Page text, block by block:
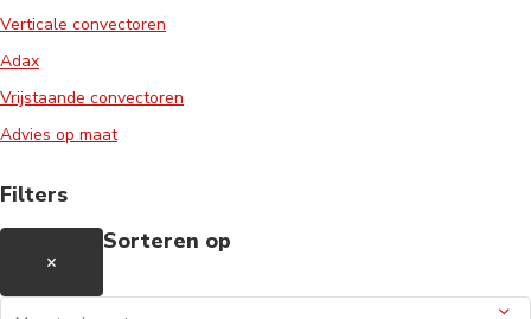
Verticale convectoren
Adax
Vrijstaande convectoren
Advies op maat
Filters
×
Sorteren op